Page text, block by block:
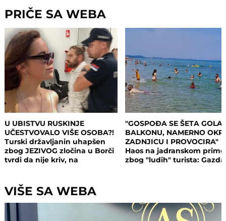
PRIČE SA WEBA
U UBISTVU RUSKINJE
UČESTVOVALO VIŠE OSOBA?!
Turski državljanin uhapšen
zbog JEZIVOG zločina u Borči
tvrdi da nije kriv, na
odnosu bili
"GOSPOĐA SE ŠETA GOLA
BALKONU, NAMERNO
ZADNJICU I PROVOCIRA"
Haos na jadranskom
zbog "ludih" turista:
VIŠE SA WEBA